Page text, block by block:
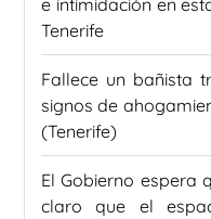
e intimidación en
Tenerife
Fallece un bañista
signos de
(Tenerife)
El Gobierno espera
claro que el